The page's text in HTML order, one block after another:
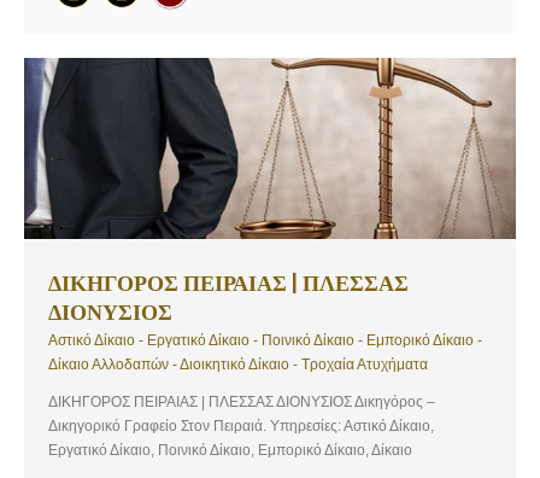
ΔΙΚΗΓΟΡΟΣ ΠΕΙΡΑΙΑΣ | ΠΛΕΣΣΑΣ
ΔΙΟΝΥΣΙΟΣ
Αστικό Δίκαιο - Εργατικό Δίκαιο - Ποινικό Δίκαιο - Εμπορικό Δίκαιο -
Δίκαιο Αλλοδαπών - Διοικητικό Δίκαιο - Τροχαία Ατυχήματα
ΔΙΚΗΓΟΡΟΣ ΠΕΙΡΑΙΑΣ | ΠΛΕΣΣΑΣ ΔΙΟΝΥΣΙΟΣ Δικηγόρος –
Δικηγορικό Γραφείο Στον Πειραιά. Υπηρεσίες: Αστικό Δίκαιο,
Εργατικό Δίκαιο, Ποινικό Δίκαιο, Εμπορικό Δίκαιο, Δίκαιο